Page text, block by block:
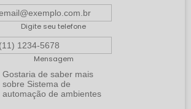
Digite seu telefone
Mensagem